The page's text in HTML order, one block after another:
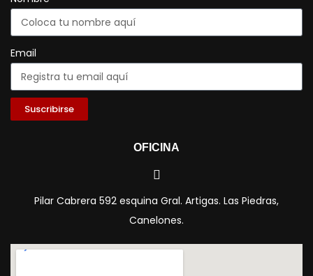
Email
Suscribirse
OFICINA
Pilar Cabrera 592 esquina Gral. Artigas. Las Piedras,
Canelones.